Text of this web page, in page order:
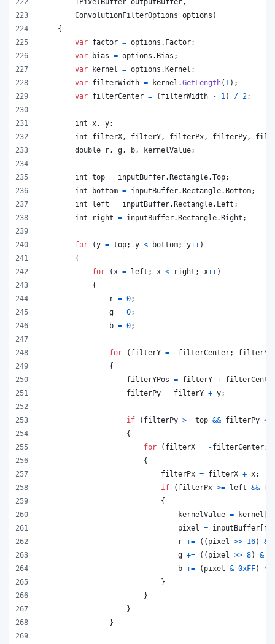
ConvolutionFilterOptions options )
{
var factor = options . Factor;
var
bias = options . Bias ;
var
kernel = options .Kernel ;
var filterWidth = kernel .GetLength( 1 ) ;
var filterCenter = ( filterWidth - 1 ) / 2;
int x , y;
int
filterX , filterY , filterPx , filterPy ,
double
r , g , b , kernelValue;
int top = inputBuffer.Rectangle.Top;
int
bottom = inputBuffer.Rectangle. Bottom;
int
left = inputBuffer.Rectangle. Left ;
int
right = inputBuffer.Rectangle.Right ;
for (y = top; y < bottom; y++)
{
for
( x = left ; x < right ; x++)
{
r = 0;
g = 0;
b = 0;
for ( filterY = -filterCenter; filterY
{
filterYPos = filterY +
filterPy = filterY + y;
if ( filterPy >= top && filterPy <
{
for
( filterX = -filterCenter;
{
filterPx = filterX + x;
if
( filterPx >= left &&
{
kernelValue = kernel
pixel
= inputBuffer [
r += ( ( pixel >> 16) &
g += ( ( pixel >> 8) &
b += ( pixel & 0xFF) *
}
}
}
}